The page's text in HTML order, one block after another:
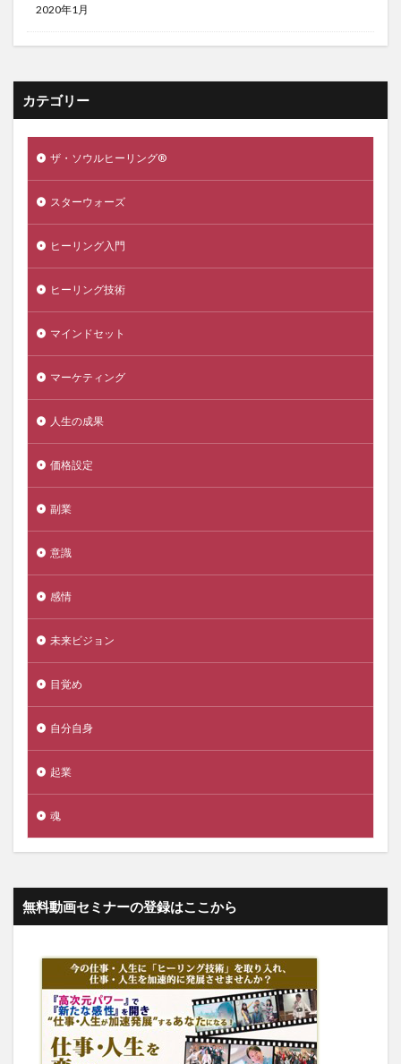
2020年1月
カテゴリー
ザ・ソウルヒーリング®️
スターウォーズ
ヒーリング入門
ヒーリング技術
マインドセット
マーケティング
人生の成果
価格設定
副業
意識
感情
未来ビジョン
目覚め
自分自身
起業
魂
無料動画セミナーの登録はここから